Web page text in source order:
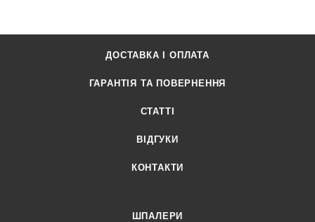
ДОСТАВКА І ОПЛАТА
ГАРАНТІЯ ТА ПОВЕРНЕННЯ
СТАТТІ
ВІДГУКИ
КОНТАКТИ
ШПАЛЕРИ